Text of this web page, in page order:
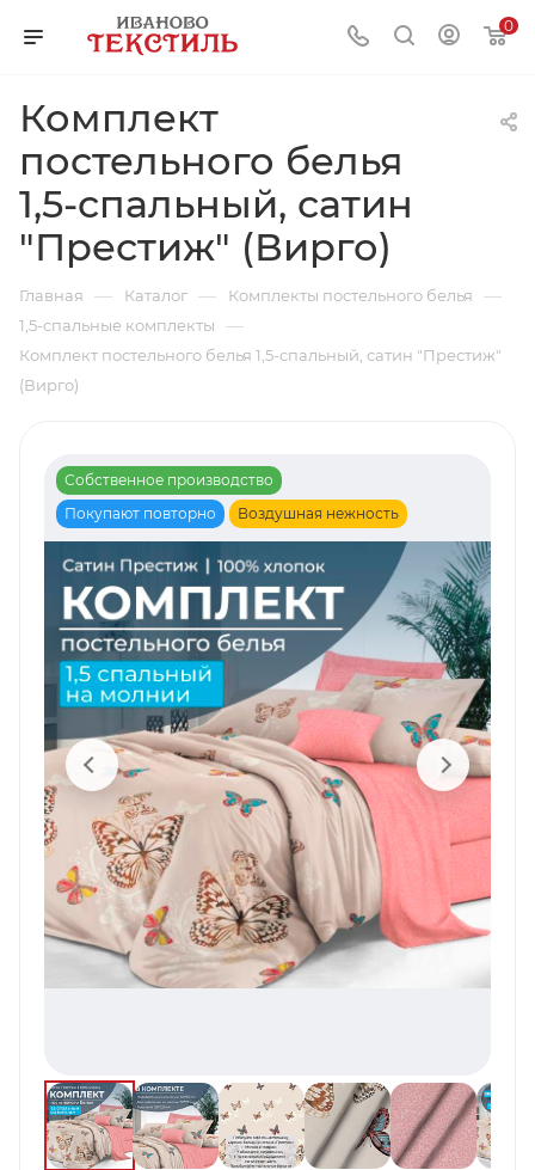
0
Комплект
постельного белья
1,5-спальный, сатин
"Престиж" (Вирго)
Главная — Каталог — Комплекты постельного белья —
1,5-спальные комплекты —
Комплект постельного белья 1,5-спальный, сатин "Престиж"
(Вирго)
Собственное производство
Покупают повторно
Воздушная нежность